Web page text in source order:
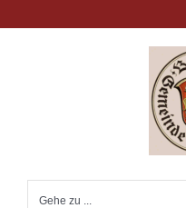
Inhalt
Gehe zu ...